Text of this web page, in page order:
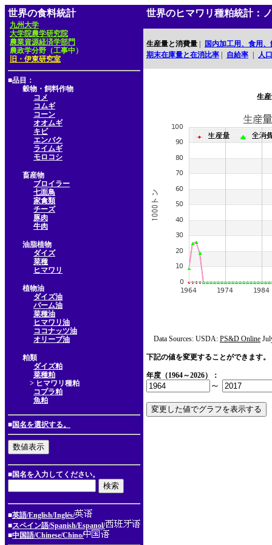
世界の食料統計
九州大学
大学院農学研究院
農業資源経済学部門
農政学分野（工事中）
旧・伊東研究室
■品目：
穀物・飼料作物
コメ
コムギ
コーン
オオムギ
キビ
エンバク
ライムギ
モロコシ
畜産物
ブロイラー
七面鳥
家禽類
チーズ
豚肉
牛肉
油脂植物
ダイズ
菜種
ヒマワリ
植物油
ダイズ油
パーム油
菜種油
ヒマワリ油
ココナッツ油
オリーブ油
粕類
ダイズ粕
菜種粕
> ヒマワリ種粕
コプラ粕
魚粕
■国名を選択する。
■国名を入力してください。
■英語/English/Inglés/
■スペイン語/Spanish/Espanol/
■中国語/Chinese/Chino/
世界のヒマワリ種粕統計：
生産量と消費量
国内加工用、食用
期末在庫量と在消比率
自給率 人口
生
Data Sources: USDA: PS&D Online
下記の値を変更することができます。
年度（1964～2026）：
～